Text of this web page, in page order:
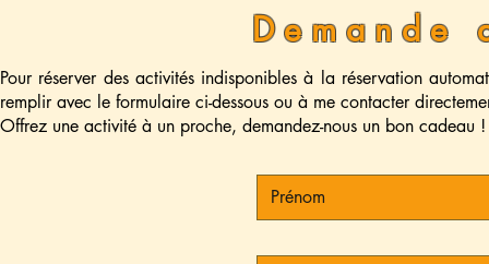
Pour réserver des activités indisponibles à la réservation
remplir avec le formulaire ci-dessous ou à me contacter
Offrez une activité à un proche, demandez-nous un bon cadeau !